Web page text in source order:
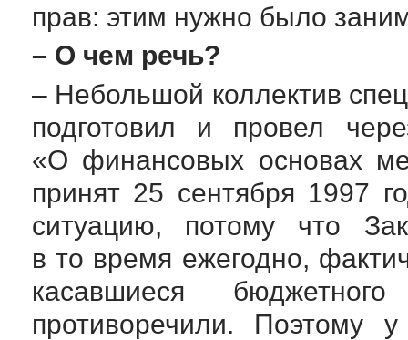
прав: этим нужно было
– О чем речь?
– Небольшой коллектив
подготовил и провел
«О финансовых основах
принят 25 сентября 1997
ситуацию, потому что
в то время ежегодно,
касавшиеся
противоречили. Поэтому